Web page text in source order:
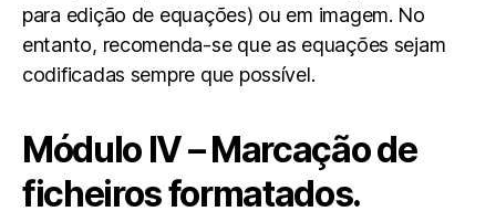
para edição de equações) ou em imagem. No
entanto, recomenda-se que as equações sejam
codificadas sempre que possível.
Módulo IV – Marcação de
ficheiros formatados.